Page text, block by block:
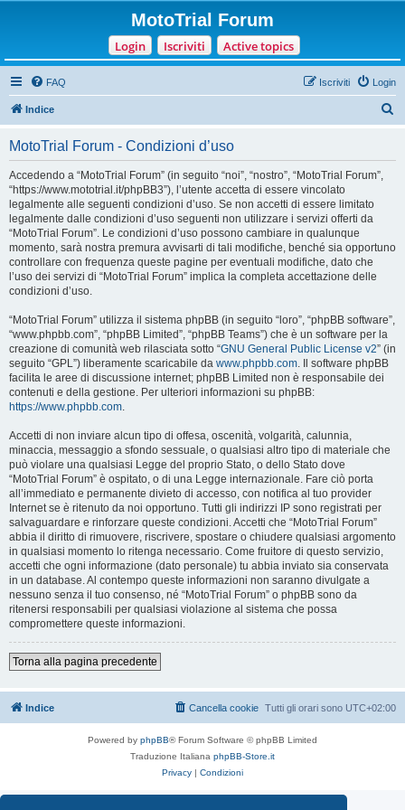
MotoTrial Forum
Login Iscriviti Active topics
FAQ Login
Iscriviti
Indice
MotoTrial Forum - Condizioni d’uso
Accedendo a “MotoTrial Forum” (in seguito “noi”, “nostro”, “MotoTrial Forum”,
“https://www.mototrial.it/phpBB3”), l’utente accetta di essere vincolato
legalmente alle seguenti condizioni d’uso. Se non accetti di essere limitato
legalmente dalle condizioni d’uso seguenti non utilizzare i servizi offerti da
“MotoTrial Forum”. Le condizioni d’uso possono cambiare in qualunque
momento, sarà nostra premura avvisarti di tali modifiche, benché sia opportuno
controllare con frequenza queste pagine per eventuali modifiche, dato che
l’uso dei servizi di “MotoTrial Forum” implica la completa accettazione delle
condizioni d’uso.
“MotoTrial Forum” utilizza il sistema phpBB (in seguito “loro”, “phpBB software”,
“www.phpbb.com”, “phpBB Limited”, “phpBB Teams”) che è un software per la
creazione di comunità web rilasciata sotto “GNU General Public License v2” (in
seguito “GPL”) liberamente scaricabile da www.phpbb.com. Il software phpBB
facilita le aree di discussione internet; phpBB Limited non è responsabile dei
contenuti e della gestione. Per ulteriori informazioni su phpBB:
https://www.phpbb.com.
Accetti di non inviare alcun tipo di offesa, oscenità, volgarità, calunnia,
minaccia, messaggio a sfondo sessuale, o qualsiasi altro tipo di materiale che
può violare una qualsiasi Legge del proprio Stato, o dello Stato dove
“MotoTrial Forum” è ospitato, o di una Legge internazionale. Fare ciò porta
all’immediato e permanente divieto di accesso, con notifica al tuo provider
Internet se è ritenuto da noi opportuno. Tutti gli indirizzi IP sono registrati per
salvaguardare e rinforzare queste condizioni. Accetti che “MotoTrial Forum”
abbia il diritto di rimuovere, riscrivere, spostare o chiudere qualsiasi argomento
in qualsiasi momento lo ritenga necessario. Come fruitore di questo servizio,
accetti che ogni informazione (dato personale) tu abbia inviato sia conservata
in un database. Al contempo queste informazioni non saranno divulgate a
nessuno senza il tuo consenso, né “MotoTrial Forum” o phpBB sono da
ritenersi responsabili per qualsiasi violazione al sistema che possa
compromettere queste informazioni.
Torna alla pagina precedente
Indice Tutti gli orari sono UTC+02:00
Cancella cookie
Powered by phpBB® Forum Software © phpBB Limited
Traduzione Italiana phpBB-Store.it
Privacy | Condizioni